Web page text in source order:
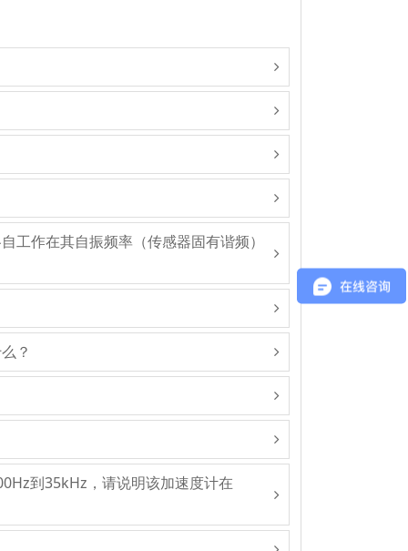
工作在其自振频率（传感器固有谐频）
？
到35kHz，请说明该加速度计在